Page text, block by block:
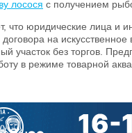
лосося с получением
что юридические лица и
на
участок без торгов.
в режиме товарной